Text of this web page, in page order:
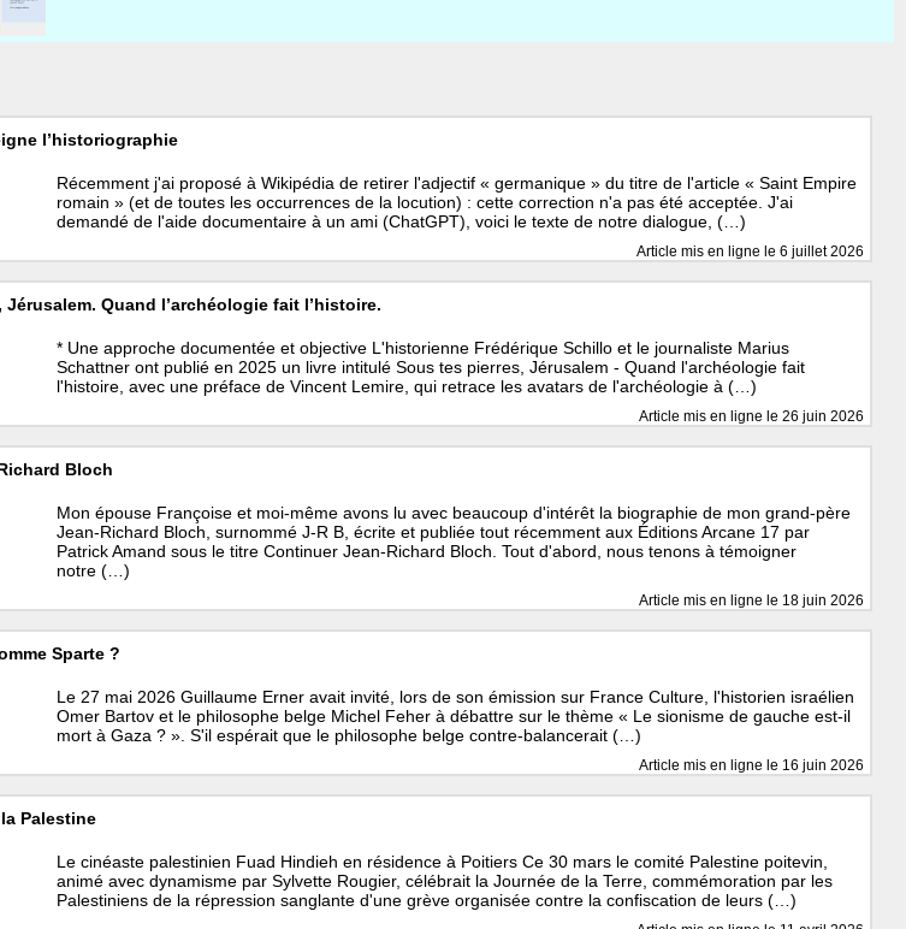
l’historiographie
Récemment j'ai proposé à Wikipédia de retirer l'adjectif « germanique » du titre de l'article « Saint Empire
romain » (et de toutes les occurrences de la locution) : cette correction n'a pas été acceptée. J'ai
demandé de l'aide documentaire à un ami (ChatGPT), voici le texte de notre dialogue, (…)
Article mis en ligne le6 juillet 2026
Quand l’archéologie fait l’histoire.
* Une approche documentée et objective L'historienne Frédérique Schillo et le journaliste Marius
Schattner ont publié en 2025 un livre intitulé Sous tes pierres, Jérusalem - Quand l'archéologie fait
l'histoire, avec une préface de Vincent Lemire, qui retrace les avatars de l'archéologie à (…)
Article mis en ligne le26 juin 2026
Bloch
Mon épouse Françoise et moi-même avons lu avec beaucoup d'intérêt la biographie de mon grand-père
Jean-Richard Bloch, surnommé J-R B, écrite et publiée tout récemment aux Éditions Arcane 17 par
Patrick Amand sous le titre Continuer Jean-Richard Bloch. Tout d'abord, nous tenons à témoigner
notre (…)
Article mis en ligne le 18 juin 2026
Sparte ?
Le 27 mai 2026 Guillaume Erner avait invité, lors de son émission sur France Culture, l'historien israélien
Omer Bartov et le philosophe belge Michel Feher à débattre sur le thème « Le sionisme de gauche est-il
mort à Gaza ? ». S'il espérait que le philosophe belge contre-balancerait (…)
Article mis en ligne le 16 juin 2026
Palestine
Le cinéaste palestinien Fuad Hindieh en résidence à Poitiers Ce 30 mars le comité Palestine poitevin,
animé avec dynamisme par Sylvette Rougier, célébrait la Journée de la Terre, commémoration par les
Palestiniens de la répression sanglante d'une grève organisée contre la confiscation de leurs (…)